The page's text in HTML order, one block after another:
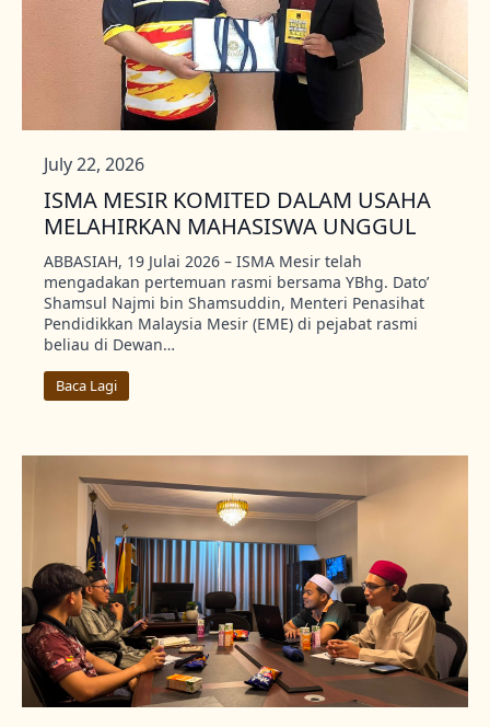
ISMA MESIR KOMITED DALAM USAHA
MELAHIRKAN MAHASISWA UNGGUL
July 22, 2026
ABBASIAH, 19 Julai 2026 – ISMA Mesir telah
mengadakan pertemuan rasmi bersama YBhg. Dato’
Shamsul Najmi bin Shamsuddin, Menteri Penasihat
Pendidikkan Malaysia Mesir (EME) di pejabat rasmi
beliau di Dewan…
Baca Lagi